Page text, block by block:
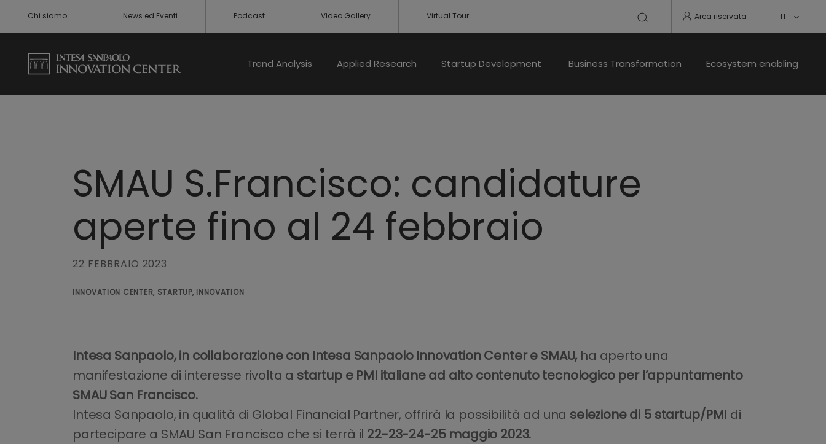
Chi siamo News ed Eventi Podcast Video Gallery Virtual Tour Area riservata IT
Trend Analysis Applied Research Startup Development Business Transformation Ecosystem enabling
SMAU S.Francisco: candidature
aperte fino al 24 febbraio
22 FEBBRAIO 2023
INNOVATION CENTER, STARTUP, INNOVATION
Intesa Sanpaolo, in collaborazione con Intesa Sanpaolo Innovation Center e SMAU, ha aperto una
manifestazione di interesse rivolta a startup e PMI italiane ad alto contenuto tecnologico per l’appuntamento
SMAU San Francisco.
Intesa Sanpaolo, in qualità di Global Financial Partner, offrirà la possibilità ad una selezione di 5 startup/PMI di
partecipare a SMAU San Francisco che si terrà il 22-23-24-25 maggio 2023.